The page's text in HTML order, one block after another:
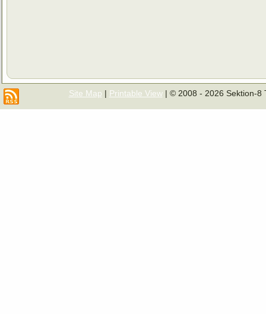
Site Map | Printable View| © 2008 - 2026 Sektion-8